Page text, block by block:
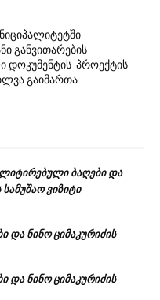
განვითარების
დოკუმენტის პროექტის
გაიმართა
ბაღები და
ვიზიტი
და ნინო ციმაკურიძის
და ნინო ციმაკურიძის